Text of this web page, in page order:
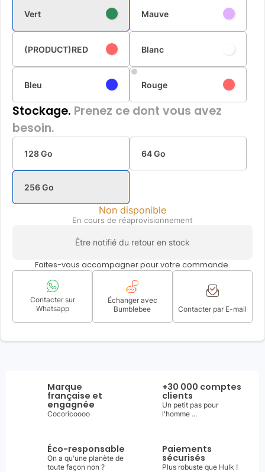
Vert Mauve
(PRODUCT)RED Blanc
Bleu Rouge
Stockage. Prenez ce dont vous avez
besoin.
128 Go 64 Go
256 Go
Non disponible
En cours de réaprovisionnement
Être notifié du retour en stock
Faites-vous accompagner pour votre commande.
Contacter sur
Whatsapp
Échanger avec
Bumblebee
Contacter par E-mail
Marque
française et
engagnée
Cocoricoooo
+30 000 comptes
clients
Un petit pas pour
l'homme ...
Éco-responsable
On a qu'une planète de
toute façon non ?
Paiements
sécurisés
Plus robuste que Hulk !